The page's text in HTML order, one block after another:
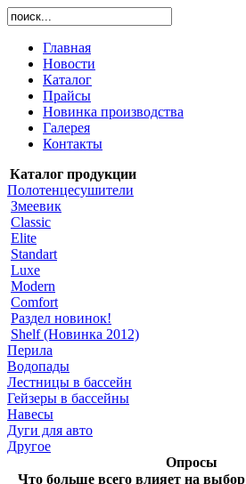
Главная
Новости
Каталог
Прайсы
Новинка производства
Галерея
Контакты
Каталог продукции
Полотенцесушители
Змеевик
Classic
Elite
Standart
Luxe
Modern
Comfort
Раздел новинок!
Shelf (Новинка 2012)
Перила
Водопады
Лестницы в бассейн
Гейзеры в бассейны
Навесы
Дуги для авто
Другое
Опросы
Что больше всего влияет на выбор